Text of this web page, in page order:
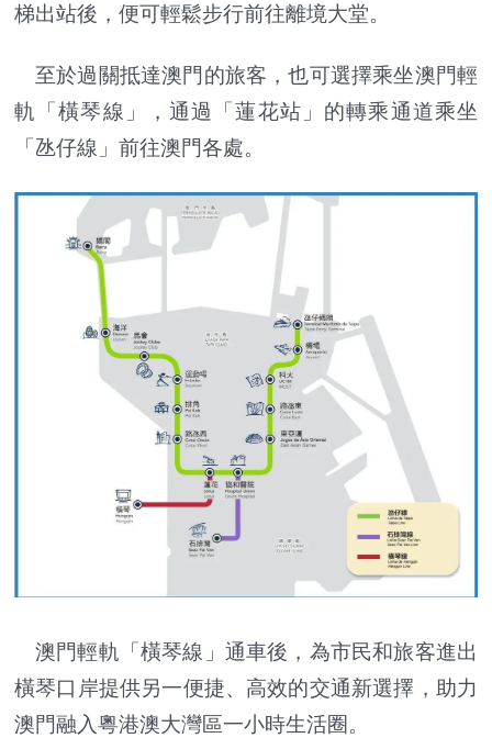
梯出站後，便可輕鬆步行前往離境大堂。
至於過關抵達澳門的旅客，也可選擇乘坐澳門輕
軌「橫琴線」，通過「蓮花站」的轉乘通道乘坐
「氹仔線」前往澳門各處。
澳門輕軌「橫琴線」通車後，為市民和旅客進出
橫琴口岸提供另一便捷、高效的交通新選擇，助力
澳門融入粵港澳大灣區一小時生活圈。